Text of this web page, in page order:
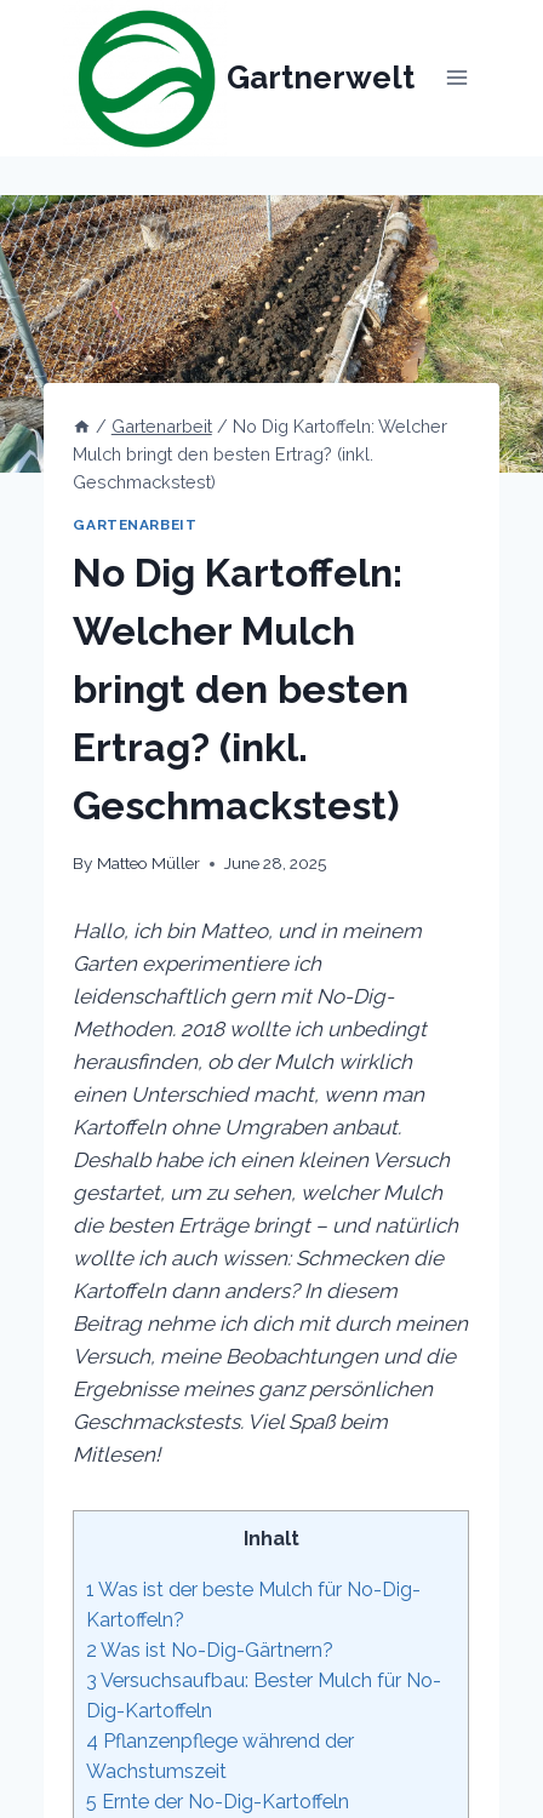
Gartnerwelt
/ Gartenarbeit / No Dig Kartoffeln: Welcher
Mulch bringt den besten Ertrag? (inkl.
Geschmackstest)
GARTENARBEIT
No Dig Kartoffeln:
Welcher Mulch
bringt den besten
Ertrag? (inkl.
Geschmackstest)
By Matteo Müller June 28, 2025
Hallo, ich bin Matteo, und in meinem
Garten experimentiere ich
leidenschaftlich gern mit No-Dig-
Methoden. 2018 wollte ich unbedingt
herausfinden, ob der Mulch wirklich
einen Unterschied macht, wenn man
Kartoffeln ohne Umgraben anbaut.
Deshalb habe ich einen kleinen Versuch
gestartet, um zu sehen, welcher Mulch
die besten Erträge bringt – und natürlich
wollte ich auch wissen: Schmecken die
Kartoffeln dann anders? In diesem
Beitrag nehme ich dich mit durch meinen
Versuch, meine Beobachtungen und die
Ergebnisse meines ganz persönlichen
Geschmackstests. Viel Spaß beim
Mitlesen!
Inhalt
1 Was ist der beste Mulch für No-Dig-
Kartoffeln?
2 Was ist No-Dig-Gärtnern?
3 Versuchsaufbau: Bester Mulch für No-
Dig-Kartoffeln
4 Pflanzenpflege während der
Wachstumszeit
5 Ernte der No-Dig-Kartoffeln